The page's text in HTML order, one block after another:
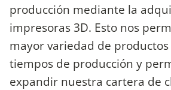
producción mediante la
impresoras 3D. Esto nos
mayor variedad de
tiempos de producción y
expandir nuestra cartera de